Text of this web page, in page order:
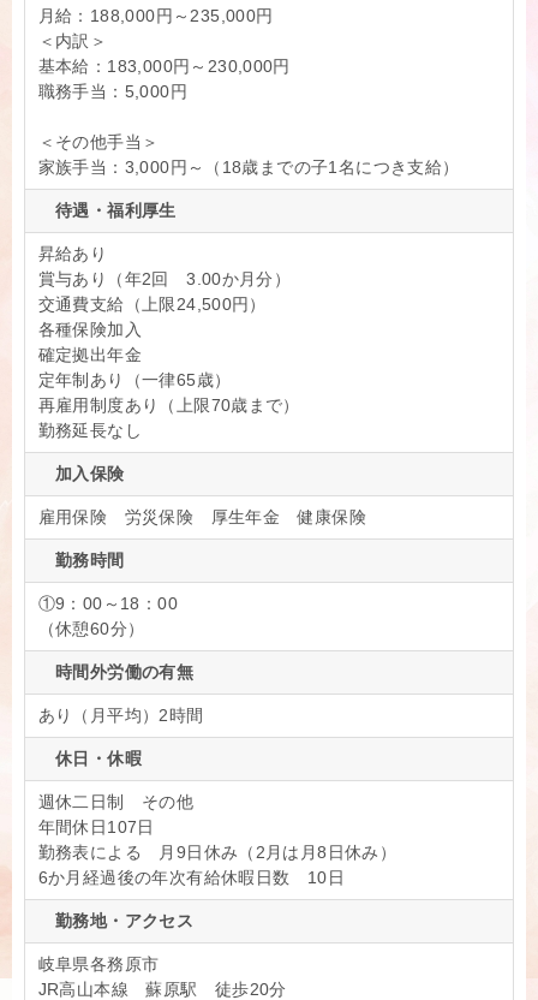
月給：188,000円～235,000円
＜内訳＞
基本給：183,000円～230,000円
職務手当：5,000円
＜その他手当＞
家族手当：3,000円～（18歳までの子1名につき支給）
待遇・福利厚生
昇給あり
賞与あり（年2回 3.00か月分）
交通費支給（上限24,500円）
各種保険加入
確定拠出年金
定年制あり（一律65歳）
再雇用制度あり（上限70歳まで）
勤務延長なし
加入保険
雇用保険 労災保険 厚生年金 健康保険
勤務時間
①9：00～18：00
（休憩60分）
時間外労働の有無
あり（月平均）2時間
休日・休暇
週休二日制 その他
年間休日107日
勤務表による 月9日休み（2月は月8日休み）
6か月経過後の年次有給休暇日数 10日
勤務地・アクセス
岐阜県各務原市
JR高山本線 蘇原駅 徒歩20分